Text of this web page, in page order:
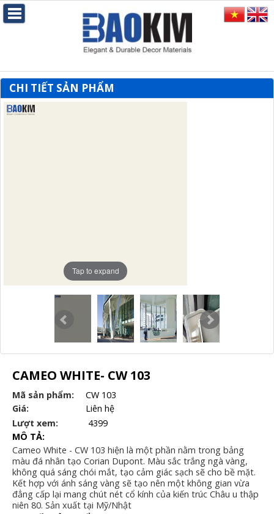
CHI TIẾT SẢN PHẨM
Tap to expand
CAMEO WHITE- CW 103
Mã sản phẩm:
CW 103
Giá:
Liên hệ
Lượt xem:
4399
MÔ TẢ:
Cameo White - CW 103 hiện là một phần nằm trong bảng
màu đá nhân tạo Corian Dupont. Màu sắc trắng ngà vàng,
không quá sáng chói mắt, tạo cảm giác sạch sẽ cho bề mặt.
Kết hợp với ánh sáng vàng sẽ tạo nên một không gian vừa
đẳng cấp lại mang chút nét cổ kính của kiến trúc Châu u thập
niên 80. Sản xuất tại Mỹ/Nhật